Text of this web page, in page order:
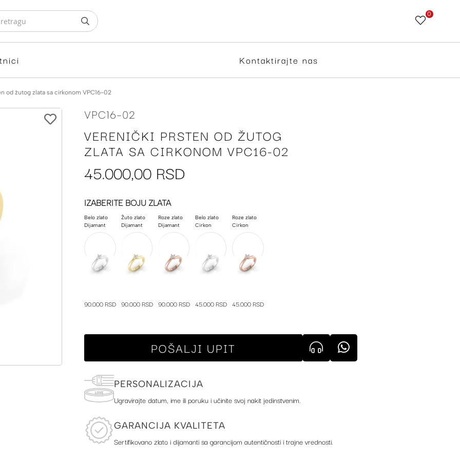
Skip
Content
0
Kontaktirajte nas
od žutog zlata sa cirkonom VPC16-02
VERENIČKI PRSTEN OD ŽUTOG
ZLATA SA CIRKONOM VPC16-02
VPC16-02
45.000,00 RSD
IZABERITE BOJU ZLATA
Belo zlato
Dijamant
90.000 RSD
Žuto zlato
Dijamant
90.000 RSD
Roze zlato
Dijamant
90.000 RSD
Belo zlato
Cirkon
45.000 RSD
Roze zlato
Cirkon
45.000 RSD
POŠALJI UPIT
PERSONALIZACIJA
Ugravirajte datum, ime ili poruku i učinite svoj nakit jedinstvenim.
GARANCIJA KVALITETA
Sertifikovano zlato i dijamanti sa garancijom autentičnosti i trajne vrednosti.